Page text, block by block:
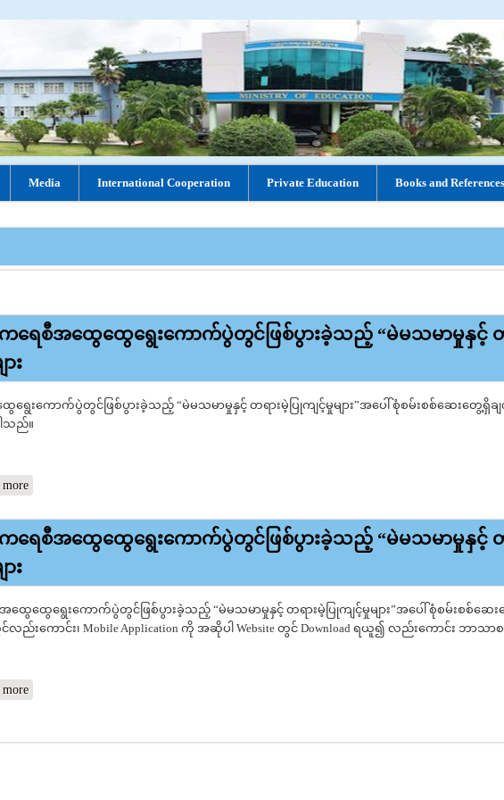
Media International Cooperation Private Education Books and References
ကရေစီအထွေထွေ‌ရွေးကောက်ပွဲတွင်ဖြစ်ပွားခဲ့သည့် “မဲမသမာမှုနှင့် တရ
း
ရွေးကောက်ပွဲတွင်ဖြစ်ပွားခဲ့သည့် “မဲမသမာမှုနှင့် တရားမဲ့ပြုကျင့်မှုများ”အပေါ် စုံစမ်းစစ်ဆေးတွေ့ရှိ
သည်။
more about ၂၀၂၀ ပြည့်နှစ် ပါတီစုံဒီမိုကရေစီအထွေထွေ‌ရွေးကောက်ပွဲတွင်ဖြစ်ပွားခဲ့သည့် “မဲမသမာမှု
တွေ့ရှိချက်များ
ကရေစီအထွေထွေ‌ရွေးကောက်ပွဲတွင်ဖြစ်ပွားခဲ့သည့် “မဲမသမာမှုနှင့် တရ
း
ထွေထွေ‌ရွေးကောက်ပွဲတွင်ဖြစ်ပွားခဲ့သည့် “မဲမသမာမှုနှင့် တရားမဲ့ပြုကျင့်မှုများ”အပေါ် စုံစမ်းစစ်ဆေး
င်လည်းကောင်း၊ Mobile Application ကို အဆိုပါ Website တွင် Download ရယူ၍ လည်းကောင်း ဘာသ
more about ၂၀၂၀ ပြည့်နှစ် ပါတီစုံဒီမိုကရေစီအထွေထွေ‌ရွေးကောက်ပွဲတွင်ဖြစ်ပွားခဲ့သည့် “မဲမသမာမှု
တွေ့ရှိချက်များ